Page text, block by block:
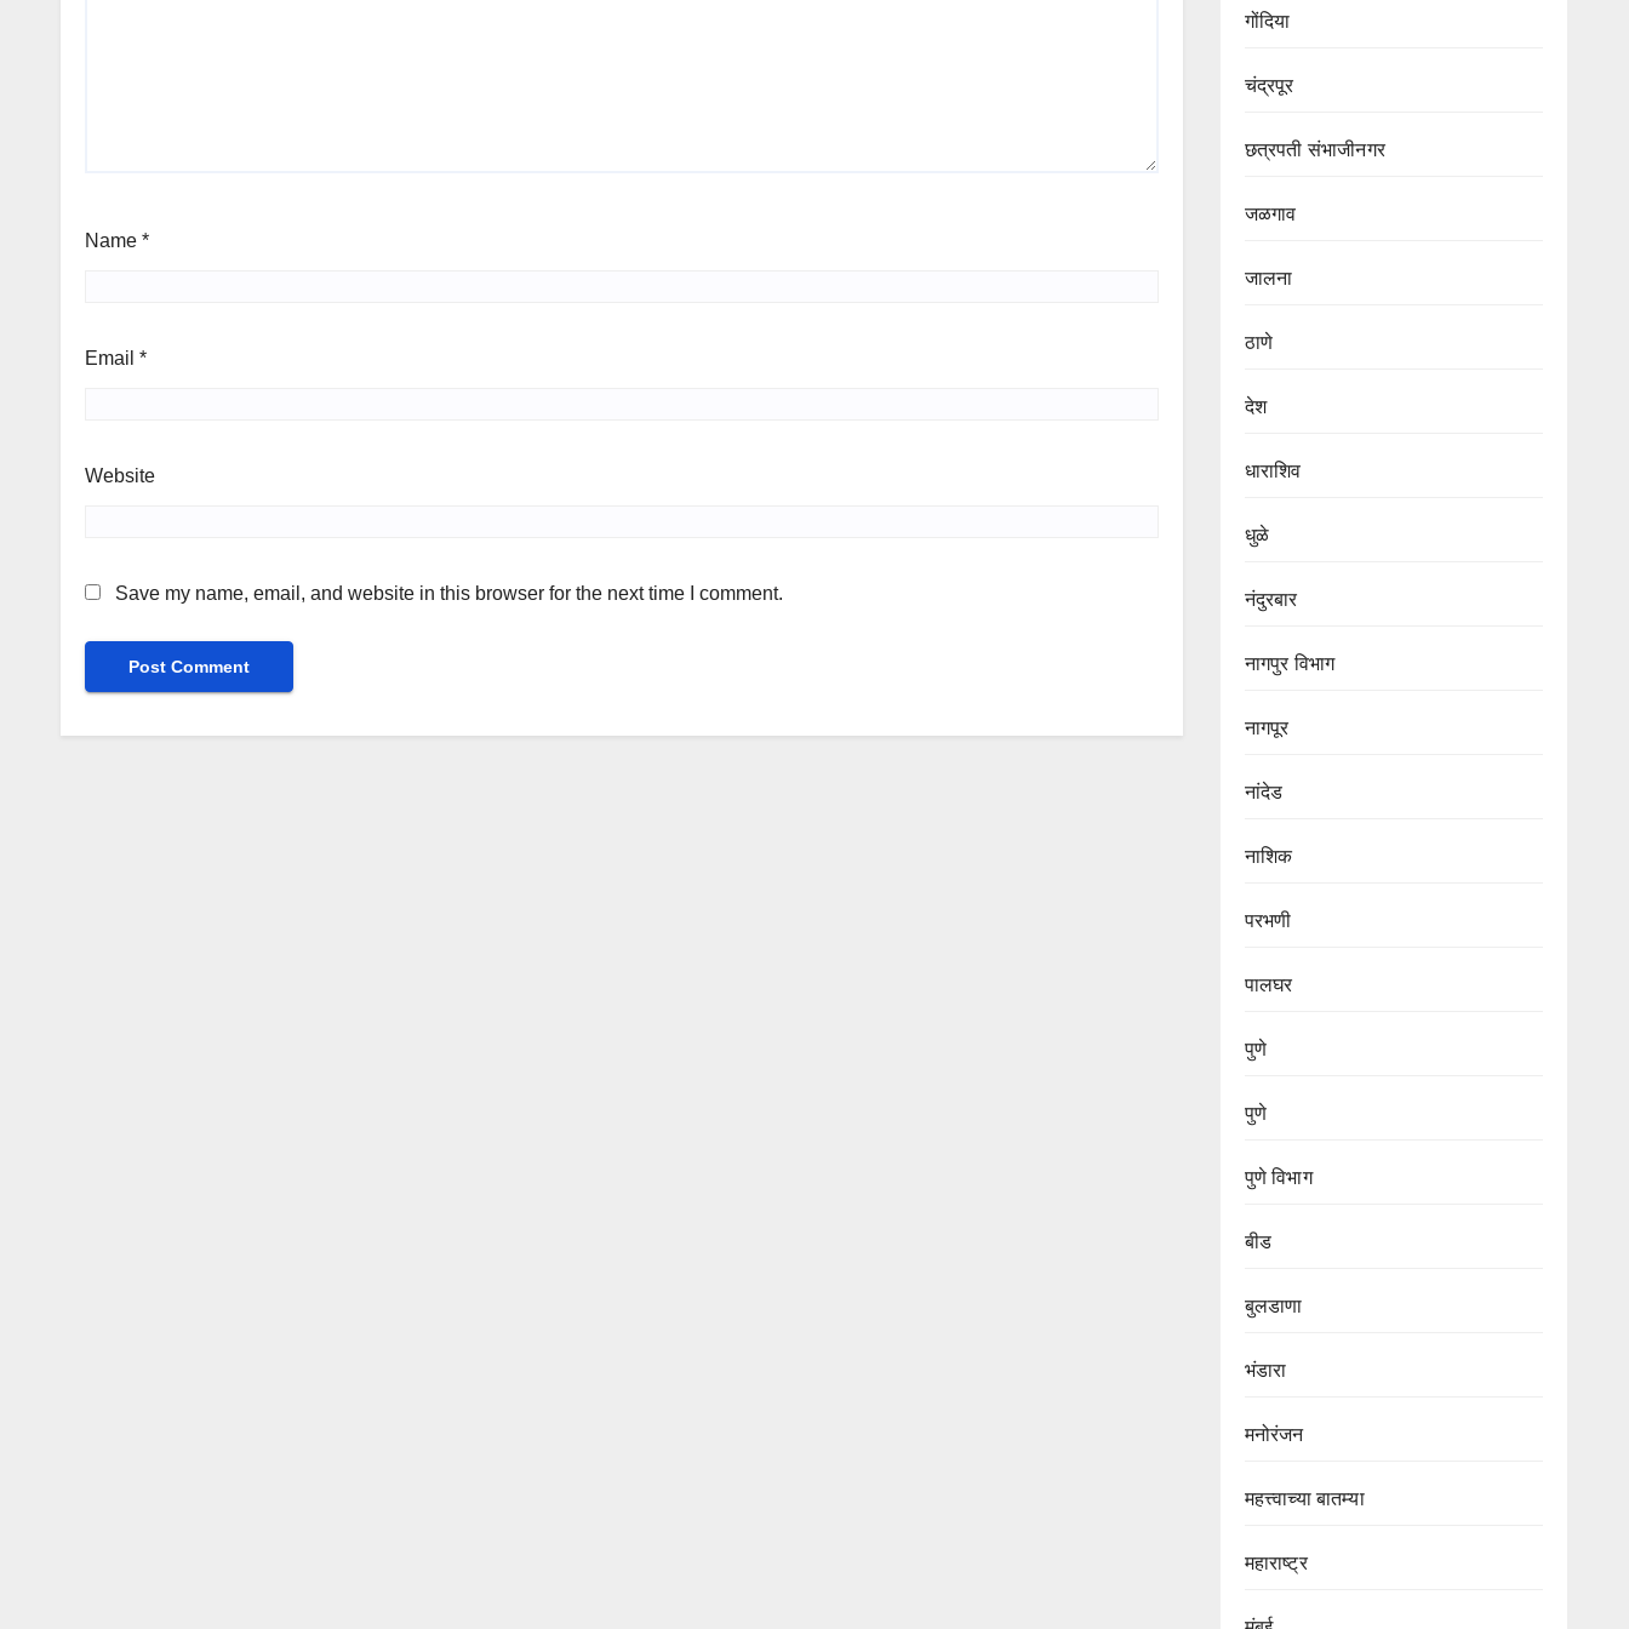
Name *
Email *
Website
Save my name, email, and website in this browser for the next time I comment.
गोंदिया
चंद्रपूर
छत्रपती संभाजीनगर
जळगाव
जालना
ठाणे
देश
धाराशिव
धुळे
नंदुरबार
नागपुर‌ विभाग‌
नागपूर
नांदेड
नाशिक
परभणी
पालघर
पुणे
पुणे
पुणे विभाग‌
बीड
बुलडाणा
भंडारा
मनोरंजन
महत्त्वाच्या बातम्या
महाराष्ट्र